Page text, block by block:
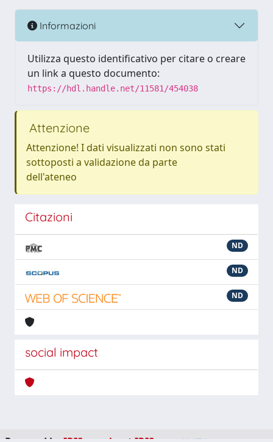
Informazioni
Utilizza questo identificativo per citare o creare
un link a questo documento:
https://hdl.handle.net/11581/454038
Attenzione
Attenzione! I dati visualizzati non sono stati
sottoposti a validazione da parte
dell'ateneo
Citazioni
ND
ND
ND
social impact